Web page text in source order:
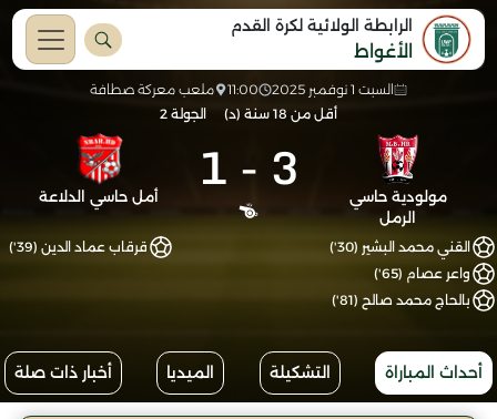
الرابطة الولائية لكرة القدم
الأغواط
السبت 1 نوفمبر 2025 11:00
ملعب معركة صطافة
أقل من 18 سنة (د)
الجولة 2
مولودية حاسي
الرمل
3
-
1 أمل حاسي الدلاعة
القني محمد البشير (30')
واعر عصام (65')
بالحاج محمد صالح (81')
قرقاب عماد الدين (39')
أحداث المباراة التشكيلة الميديا أخبار ذات صلة